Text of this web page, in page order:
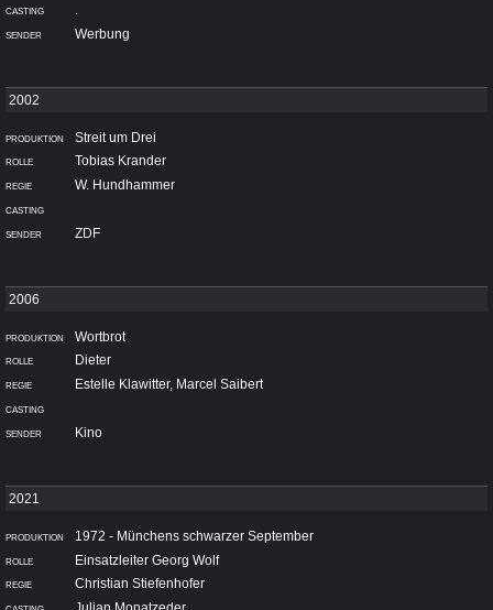
Werbung
Streit um Drei
Tobias Krander
W. Hundhammer
ZDF
Wortbrot
Dieter
Estelle Klawitter, Marcel Saibert
Kino
1972 - Münchens schwarzer September
Einsatzleiter Georg Wolf
Christian Stiefenhofer